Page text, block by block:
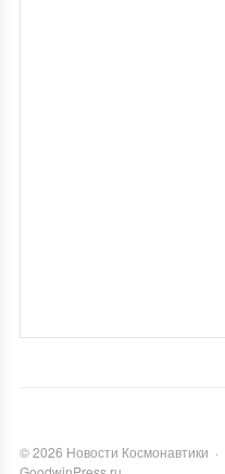
©2026 Новости Космонавтики ·